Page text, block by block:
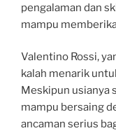
pengalaman dan
mampu
Valentino Rossi,
kalah menarik
Meskipun usianya
mampu bersaing
ancaman serius